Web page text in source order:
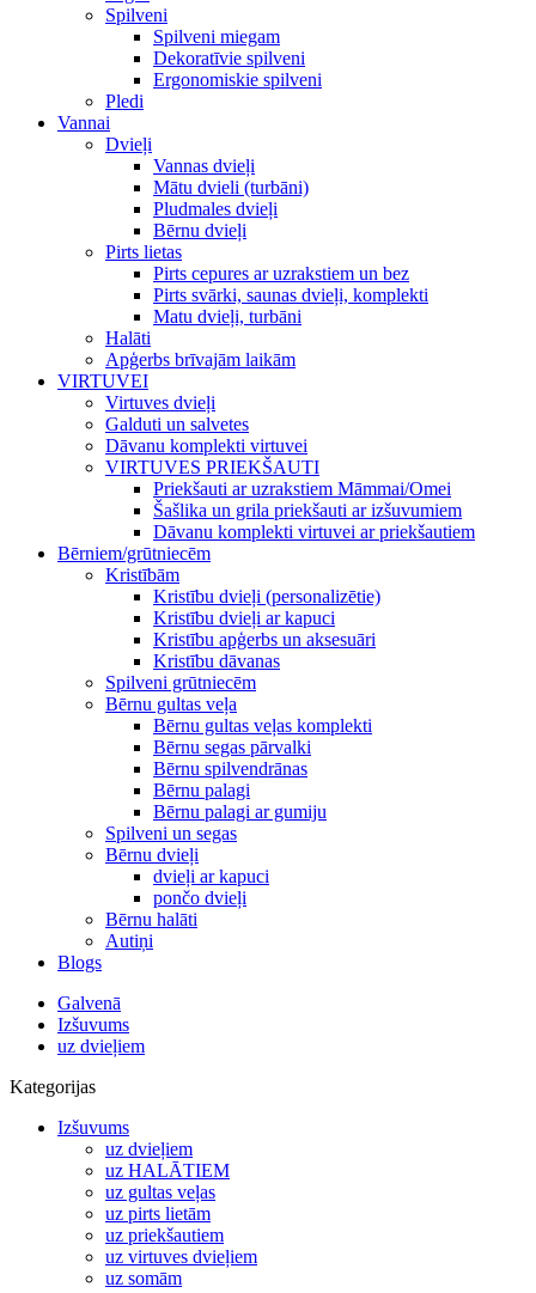
Spilveni
Spilveni miegam
Dekoratīvie spilveni
Ergonomiskie spilveni
Pledi
Vannai
Dvieļi
Vannas dvieļi
Mātu dvieli (turbāni)
Pludmales dvieļi
Bērnu dvieļi
Pirts lietas
Pirts cepures ar uzrakstiem un bez
Pirts svārki, saunas dvieļi, komplekti
Matu dvieļi, turbāni
Halāti
Apģerbs brīvajām laikām
VIRTUVEI
Virtuves dvieļi
Galduti un salvetes
Dāvanu komplekti virtuvei
VIRTUVES PRIEKŠAUTI
Priekšauti ar uzrakstiem Māmmai/Omei
Šašlika un grila priekšauti ar izšuvumiem
Dāvanu komplekti virtuvei ar priekšautiem
Bērniem/grūtniecēm
Kristībām
Kristību dvieļi (personalizētie)
Kristību dvieļi ar kapuci
Kristību apģerbs un aksesuāri
Kristību dāvanas
Spilveni grūtniecēm
Bērnu gultas veļa
Bērnu gultas veļas komplekti
Bērnu segas pārvalki
Bērnu spilvendrānas
Bērnu palagi
Bērnu palagi ar gumiju
Spilveni un segas
Bērnu dvieļi
dvieļi ar kapuci
pončo dvieļi
Bērnu halāti
Autiņi
Blogs
Galvenā
Izšuvums
uz dvieļiem
Kategorijas
Izšuvums
uz dvieļiem
uz HALĀTIEM
uz gultas veļas
uz pirts lietām
uz priekšautiem
uz virtuves dvieļiem
uz somām